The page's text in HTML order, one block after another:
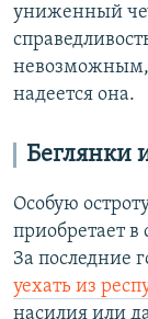
униженный
невозможным,
надеется она.
Беглянки
Особую
приобретает
За последние
уехать из
насилия или